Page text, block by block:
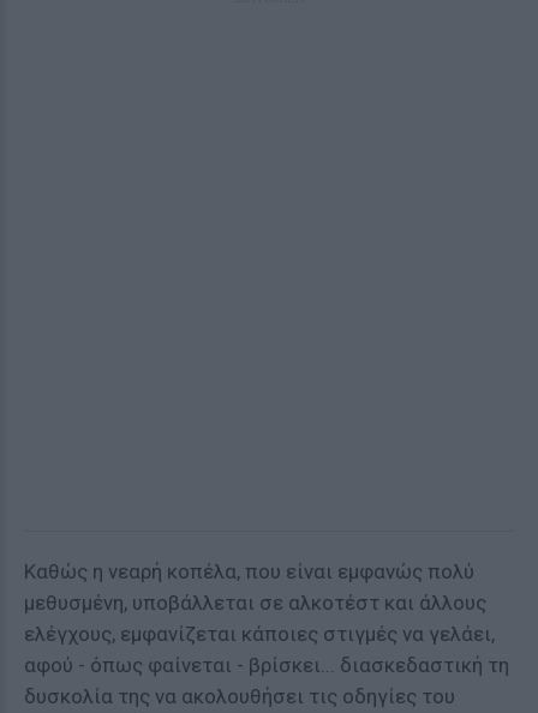
Καθώς η νεαρή κοπέλα, που είναι εμφανώς πολύ
μεθυσμένη, υποβάλλεται σε αλκοτέστ και άλλους
ελέγχους, εμφανίζεται κάποιες στιγμές να γελάει,
αφού - όπως φαίνεται - βρίσκει... διασκεδαστική τη
δυσκολία της να ακολουθήσει τις οδηγίες του